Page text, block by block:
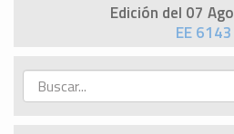
Edición del 07
EE 6143